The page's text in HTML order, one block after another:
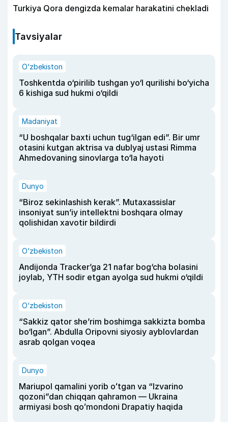
Turkiya Qora dengizda kemalar harakatini chekladi
Tavsiyalar
O‘zbekiston
Toshkentda o‘pirilib tushgan yo‘l qurilishi bo‘yicha
6 kishiga sud hukmi o‘qildi
Madaniyat
“U boshqalar baxti uchun tug‘ilgan edi”. Bir umr
otasini kutgan aktrisa va dublyaj ustasi Rimma
Ahmedovaning sinovlarga to‘la hayoti
Dunyo
“Biroz sekinlashish kerak”. Mutaxassislar
insoniyat sun’iy intellektni boshqara olmay
qolishidan xavotir bildirdi
O‘zbekiston
Andijonda Tracker’ga 21 nafar bog‘cha bolasini
joylab, YTH sodir etgan ayolga sud hukmi o‘qildi
O‘zbekiston
“Sakkiz qator she’rim boshimga sakkizta bomba
bo‘lgan”. Abdulla Oripovni siyosiy ayblovlardan
asrab qolgan voqea
Dunyo
Mariupol qamalini yorib oʻtgan va “Izvarino
qozoni”dan chiqqan qahramon — Ukraina
armiyasi bosh qoʻmondoni Drapatiy haqida